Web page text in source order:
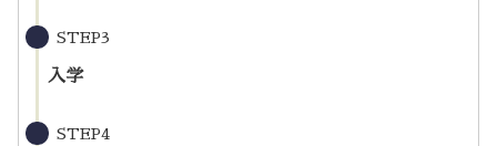
STEP3
入学
STEP4